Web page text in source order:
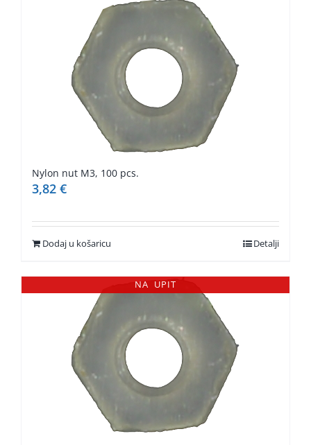
POTROŠAČKA ELEKTRONIKA
Nylon nut M3, 100 pcs.
3,82 €
Dodaj u košaricu Detalji
NA UPIT